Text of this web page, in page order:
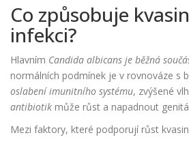
Co způsobuje
infekci?
Hlavním Candida albicans je běžná
normálních podmínek je v rovnováze s
oslabení imunitního systému, zvýšené
antibiotik může růst a napadnout
Mezi faktory, které podporují růst